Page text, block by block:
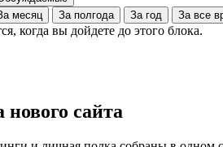
За месяц За полгода За год За все
когда вы дойдете до этого блока.
сайта